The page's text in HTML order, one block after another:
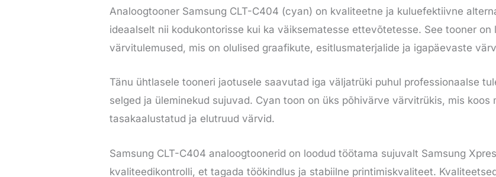
Analoogtooner Samsung CLT-C404 (cyan) on kvaliteetne ja kuluefektiivne
ideaalselt nii kodukontorisse kui ka väiksematesse ettevõtetesse. See tooner on
värvitulemused, mis on olulised graafikute, esitlusmaterjalide ja igapäevaste
Tänu ühtlasele tooneri jaotusele saavutad iga väljatrüki puhul professionaalse
selged ja üleminekud sujuvad. Cyan toon on üks põhivärve värvitrükis, mis
tasakaalustatud ja elutruud värvid.
Samsung CLT-C404 analoogtoonerid on loodud töötama sujuvalt Samsung
kvaliteedikontrolli, et tagada töökindlus ja stabiilne printimiskvaliteet.